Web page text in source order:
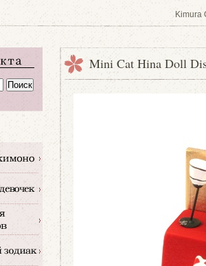
Kimura
Mini Cat Hina Doll